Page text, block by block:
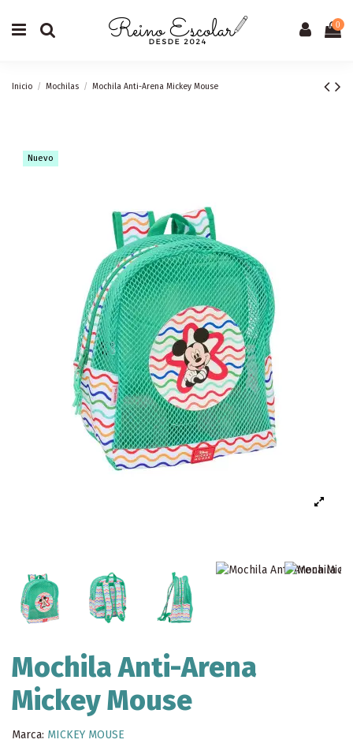
0
Inicio Mochilas Mochila Anti-Arena Mickey Mouse
Nuevo
Mochila Anti-Arena
Mickey Mouse
Marca: MICKEY MOUSE